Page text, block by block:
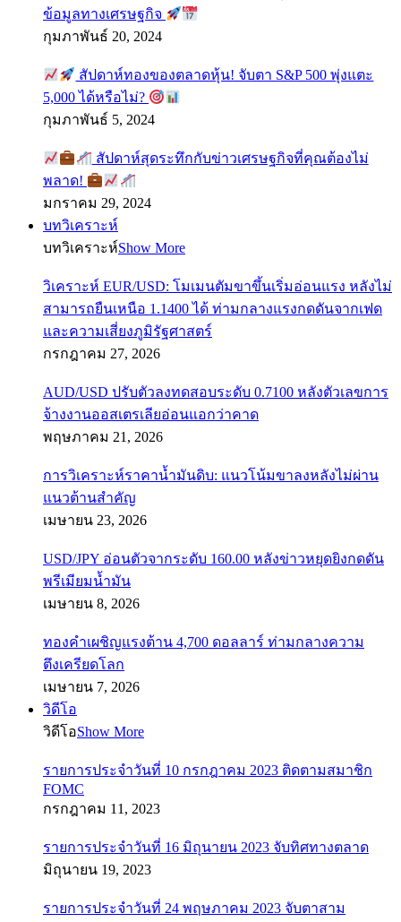
ข้อมูลทางเศรษฐกิจ
กุมภาพันธ์ 20, 2024
สัปดาห์ทองของตลาดหุ้น! จับตา S&P 500 พุ่งแตะ
5,000 ได้หรือไม่?
กุมภาพันธ์ 5, 2024
สัปดาห์สุดระทึกกับข่าวเศรษฐกิจที่คุณต้องไม่
พลาด!
มกราคม 29, 2024
บทวิเคราะห์
บทวิเคราะห์Show More
วิเคราะห์ EUR/USD: โมเมนตัมขาขึ้นเริ่มอ่อนแรง หลังไม่
สามารถยืนเหนือ 1.1400 ได้ ท่ามกลางแรงกดดันจากเฟด
และความเสี่ยงภูมิรัฐศาสตร์
กรกฎาคม 27, 2026
AUD/USD ปรับตัวลงทดสอบระดับ 0.7100 หลังตัวเลขการ
จ้างงานออสเตรเลียอ่อนแอกว่าคาด
พฤษภาคม 21, 2026
การวิเคราะห์ราคาน้ำมันดิบ: แนวโน้มขาลงหลังไม่ผ่าน
แนวต้านสำคัญ
เมษายน 23, 2026
USD/JPY อ่อนตัวจากระดับ 160.00 หลังข่าวหยุดยิงกดดัน
พรีเมียมน้ำมัน
เมษายน 8, 2026
ทองคำเผชิญแรงต้าน 4,700 ดอลลาร์ ท่ามกลางความ
ตึงเครียดโลก
เมษายน 7, 2026
วิดีโอ
วิดีโอShow More
รายการประจำวันที่ 10 กรกฎาคม 2023 ติดตามสมาชิก
FOMC
กรกฎาคม 11, 2023
รายการประจำวันที่ 16 มิถุนายน 2023 จับทิศทางตลาด
มิถุนายน 19, 2023
รายการประจำวันที่ 24 พฤษภาคม 2023 จับตาสาม